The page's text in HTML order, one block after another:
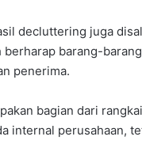
decluttering juga
barang-
penerima.
bagian dari
internal perusahaan,